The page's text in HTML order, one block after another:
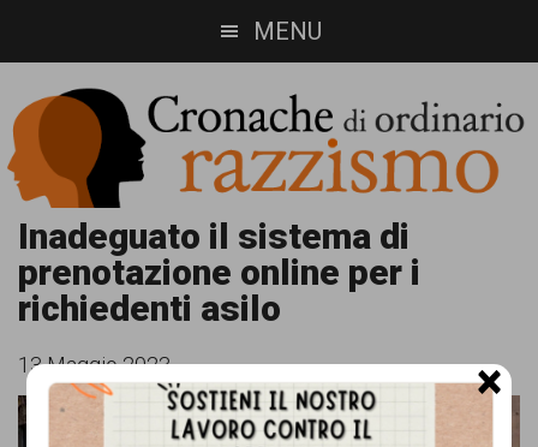
to
main
content
to
footer
MENU
Cronache
di
ordinario
razzismo
Cronachediordinariorazzismo.org
un
sito
informazione,
Inadeguato il sistema di
prenotazione online per i
richiedenti asilo
13 Maggio 2023 ×